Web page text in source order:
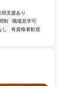
得支援あり
制
職場見学可
し
有資格者歓迎